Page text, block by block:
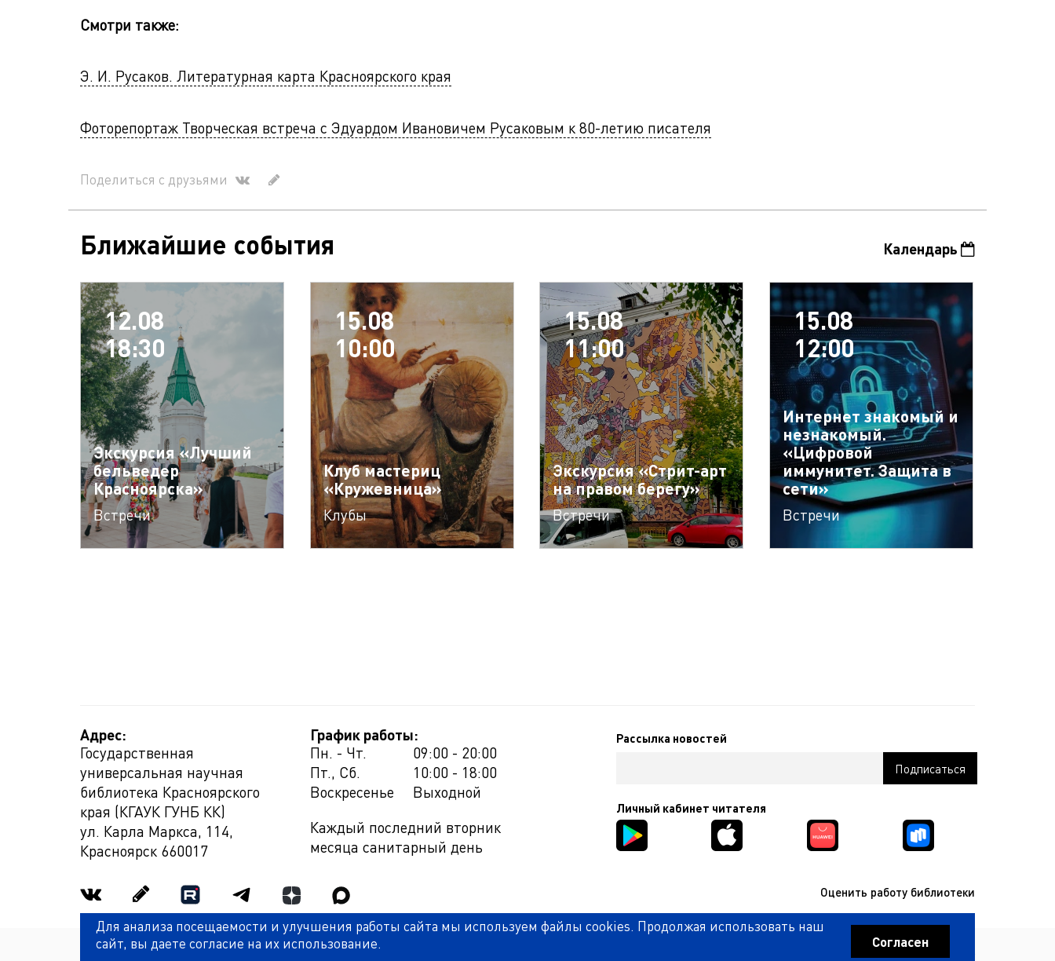
Смотри также:
Э. И. Русаков. Литературная карта Красноярского края
Фоторепортаж Творческая встреча с Эдуардом Ивановичем Русаковым к 80-летию писателя
Поделиться с друзьями
Ближайшие события Календарь
12.08
18:30
Экскурсия «Лучший
бельведер
Красноярска»
Встречи
15.08
10:00
Клуб мастериц
«Кружевница»
Клубы
15.08
11:00
Экскурсия «Стрит-арт
на правом берегу»
Встречи
15.08
12:00
Интернет знакомый и
незнакомый.
«Цифровой
иммунитет. Защита в
сети»
Встречи
Адрес:
Государственная
универсальная научная
библиотека Красноярского
края (КГАУК ГУНБ КК)
ул. Карла Маркса, 114,
Красноярск 660017
График работы:
Пн. - Чт.
09:00 - 20:00
Пт., Сб.
10:00 - 18:00
Воскресенье
Выходной
Каждый последний вторник
месяца санитарный день
Рассылка новостей
Личный кабинет читателя
Оценить работу библиотеки
Политика обработки персональных данных
РАЗРАБОТКА САЙТА
Для анализа посещаемости и улучшения работы сайта мы используем файлы cookies. Продолжая использовать наш
сайт, вы даете согласие на их использование.